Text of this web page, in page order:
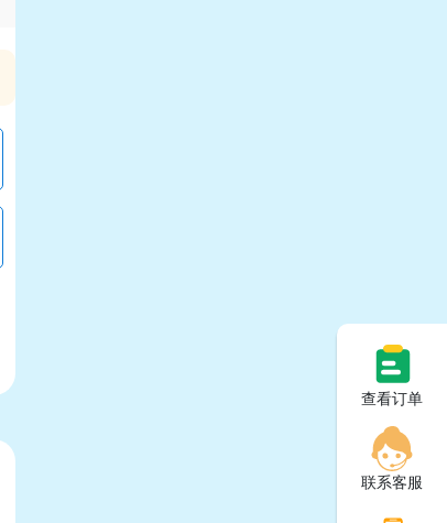
查看订单
联系客服